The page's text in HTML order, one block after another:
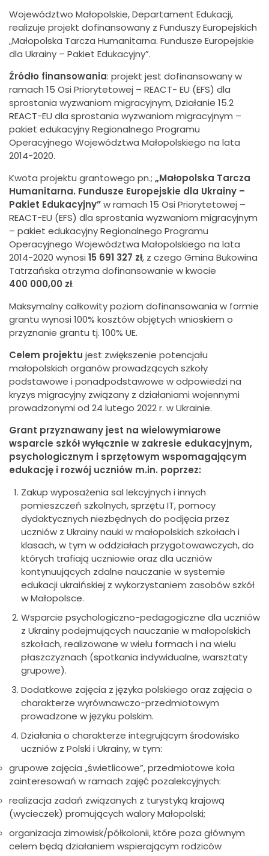
Województwo Małopolskie, Departament Edukacji,
realizuje projekt dofinansowany z Funduszy Europejskich
„Małopolska Tarcza Humanitarna. Fundusze Europejskie
dla Ukrainy – Pakiet Edukacyjny”.
Źródło finansowania: projekt jest dofinansowany w
ramach 15 Osi Priorytetowej – REACT- EU (EFS) dla
sprostania wyzwaniom migracyjnym, Działanie 15.2
REACT-EU dla sprostania wyzwaniom migracyjnym –
pakiet edukacyjny Regionalnego Programu
Operacyjnego Województwa Małopolskiego na lata
2014-2020.
Kwota projektu grantowego pn.; „Małopolska Tarcza
Humanitarna. Fundusze Europejskie dla Ukrainy –
Pakiet Edukacyjny”w ramach 15 Osi Priorytetowej –
REACT-EU (EFS) dla sprostania wyzwaniom migracyjnym
– pakiet edukacyjny Regionalnego Programu
Operacyjnego Województwa Małopolskiego na lata
2014-2020 wynosi 15 691 327 zł, z czego Gmina Bukowina
Tatrzańska otrzyma dofinansowanie w kwocie
400 000,00 zł.
Maksymalny całkowity poziom dofinansowania w formie
grantu wynosi 100% kosztów objętych wnioskiem o
przyznanie grantu tj. 100% UE.
Celem projektu jest zwiększenie potencjału
małopolskich organów prowadzących szkoły
podstawowe i ponadpodstawowe w odpowiedzi na
kryzys migracyjny związany z działaniami wojennymi
prowadzonymi od 24 lutego 2022 r. w Ukrainie.
Grant przyznawany jest na wielowymiarowe
wsparcie szkół wyłącznie w zakresie edukacyjnym,
psychologicznym i sprzętowym wspomagającym
edukację i rozwój uczniów m.in. poprzez:
Zakup wyposażenia sal lekcyjnych i innych
pomieszczeń szkolnych, sprzętu IT, pomocy
dydaktycznych niezbędnych do podjęcia przez
uczniów z Ukrainy nauki w małopolskich szkołach i
klasach, w tym w oddziałach przygotowawczych, do
których trafiają uczniowie oraz dla uczniów
kontynuujących zdalne nauczanie w systemie
edukacji ukraińskiej z wykorzystaniem zasobów szkół
w Małopolsce.
Wsparcie psychologiczno-pedagogiczne dla uczniów
z Ukrainy podejmujących nauczanie w małopolskich
szkołach, realizowane w wielu formach i na wielu
płaszczyznach (spotkania indywidualne, warsztaty
grupowe).
Dodatkowe zajęcia z języka polskiego oraz zajęcia o
charakterze wyrównawczo-przedmiotowym
prowadzone w języku polskim.
Działania o charakterze integrującym środowisko
uczniów z Polski i Ukrainy, w tym:
grupowe zajęcia „świetlicowe”, przedmiotowe koła
zainteresowań w ramach zajęć pozalekcyjnych:
realizacja zadań związanych z turystyką krajową
(wycieczek) promujących walory Małopolski;
organizacja zimowisk/półkolonii, które poza głównym
celem będą działaniem wspierającym rodziców